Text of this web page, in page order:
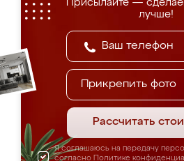
Присылайте —
лучше!
Прикрепить фото
Рассчитать
Я соглашаюсь на передачу
согласно Политике